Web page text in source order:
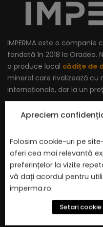
IMPERMA este o companie
fondată în 2018 la Oradea.
a produce local cădițe de
mineral care rivalizează cu
internaționale, dar la un
LINK-URI RAPIDE
Cădițe de duș
Cădițe de duș la comandă
Apreciem
Folosim cookie-uri pe
oferi cea mai relevantă
preferințelor la vizite
vă dați acordul pentru
imperma.ro.
Setari cookie